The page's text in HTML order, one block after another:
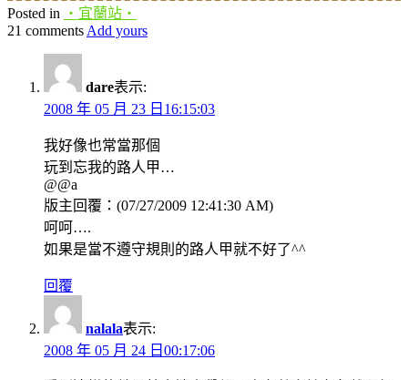
Posted in
‧宜蘭站‧
21 comments Add yours
dare表示:
2008 年 05 月 23 日16:15:03
我好像也常當那個
玩到忘我的路人甲…
@@a
版主回覆：(07/27/2009 12:41:30 AM)
呵呵….
如果是當不遵守規則的路人甲就不好了^^
回覆
nalala表示:
2008 年 05 月 24 日00:17:06